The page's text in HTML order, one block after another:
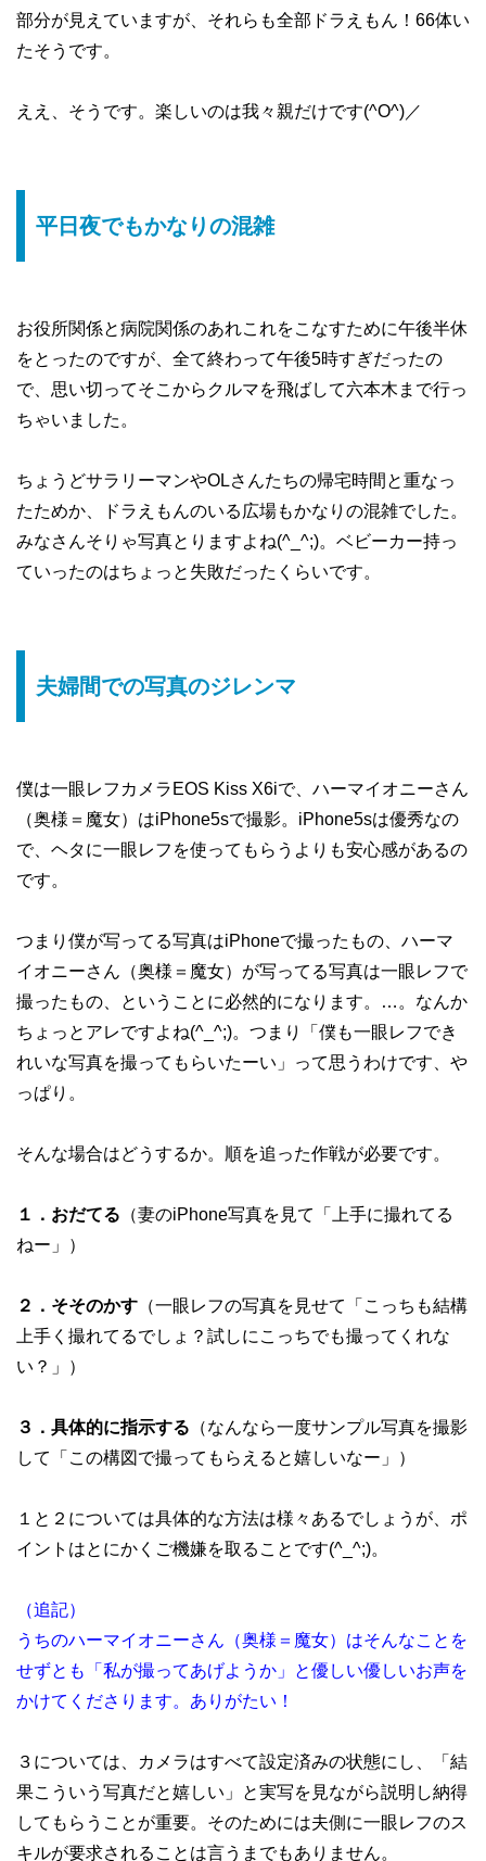
部分が見えていますが、それらも全部ドラえもん！66体い
たそうです。
ええ、そうです。楽しいのは我々親だけです(^O^)／
平日夜でもかなりの混雑
お役所関係と病院関係のあれこれをこなすために午後半休
をとったのですが、全て終わって午後5時すぎだったの
で、思い切ってそこからクルマを飛ばして六本木まで行っ
ちゃいました。
ちょうどサラリーマンやOLさんたちの帰宅時間と重なっ
たためか、ドラえもんのいる広場もかなりの混雑でした。
みなさんそりゃ写真とりますよね(^_^;)。ベビーカー持っ
ていったのはちょっと失敗だったくらいです。
夫婦間での写真のジレンマ
僕は一眼レフカメラEOS Kiss X6iで、ハーマイオニーさん
（奥様＝魔女）はiPhone5sで撮影。iPhone5sは優秀なの
で、ヘタに一眼レフを使ってもらうよりも安心感があるの
です。
つまり僕が写ってる写真はiPhoneで撮ったもの、ハーマ
イオニーさん（奥様＝魔女）が写ってる写真は一眼レフで
撮ったもの、ということに必然的になります。…。なんか
ちょっとアレですよね(^_^;)。つまり「僕も一眼レフでき
れいな写真を撮ってもらいたーい」って思うわけです、や
っぱり。
そんな場合はどうするか。順を追った作戦が必要です。
１．おだてる （妻のiPhone写真を見て「上手に撮れてる
ねー」）
２．そそのかす （一眼レフの写真を見せて「こっちも結構
上手く撮れてるでしょ？試しにこっちでも撮ってくれな
い？」）
３．具体的に指示する （なんなら一度サンプル写真を撮影
して「この構図で撮ってもらえると嬉しいなー」）
１と２については具体的な方法は様々あるでしょうが、ポ
イントはとにかくご機嫌を取ることです(^_^;)。
（追記）
うちのハーマイオニーさん（奥様＝魔女）はそんなことを
せずとも「私が撮ってあげようか」と優しい優しいお声を
かけてくださります。ありがたい！
３については、カメラはすべて設定済みの状態にし、「結
果こういう写真だと嬉しい」と実写を見ながら説明し納得
してもらうことが重要。そのためには夫側に一眼レフのス
キルが要求されることは言うまでもありません。